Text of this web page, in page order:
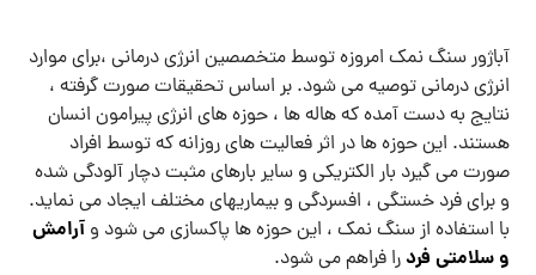
آباژور سنگ نمک امروزه توسط متخصصین انرژی درمانی ،برای موارد
انرژی درمانی توصیه می شود. بر اساس تحقیقات صورت گرفته ،
نتایج به دست آمده که هاله ها ، حوزه های انرژی پیرامون انسان
هستند. این حوزه ها در اثر فعالیت های روزانه که توسط افراد
صورت می گیرد بار الکتریکی و سایر بارهای مثبت دچار آلودگی شده
و برای فرد خستگی ، افسردگی و بیماریهای مختلف ایجاد می نماید.
با استفاده از سنگ نمک ، این حوزه ها پاکسازی می شود وآرامش
و سلامتی فرد را فراهم می‌ شود.